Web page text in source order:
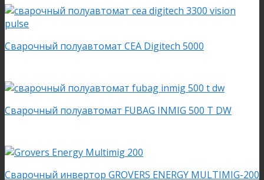
Cварочный полуавтомат CEA Digitech 5000
Cварочный полуавтомат FUBAG INMIG 500 T DW
Сварочный инвертор GROVERS ENERGY MULTIMIG-200